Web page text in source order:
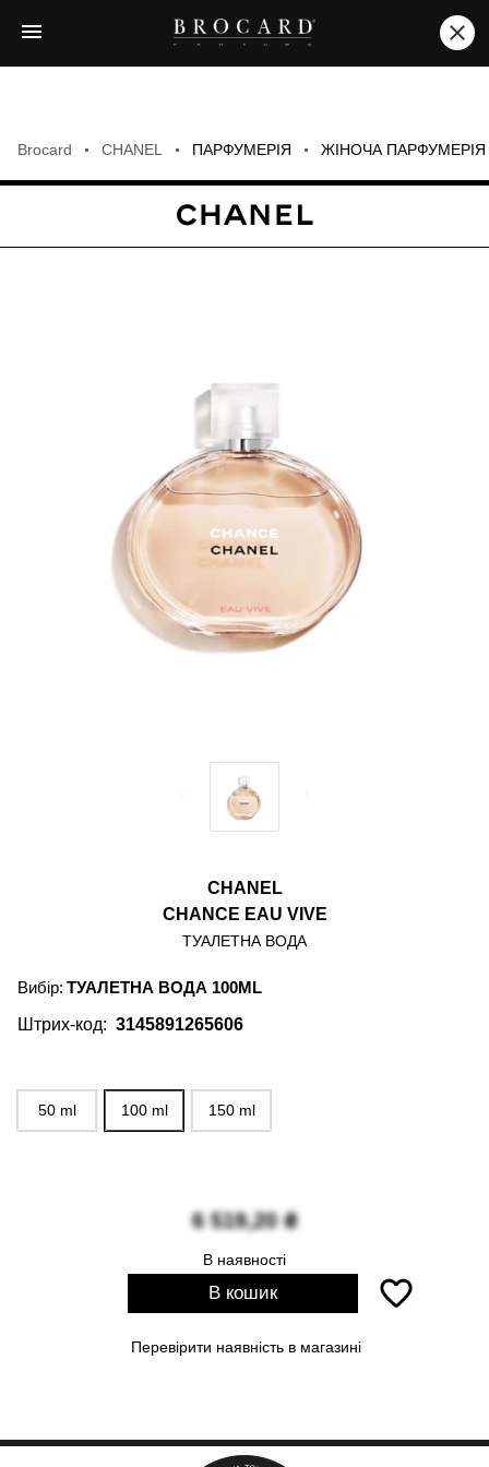
Brocard CHANEL ПАРФУМЕРІЯ ЖІНОЧА ПАРФУМЕРІЯ
CHANEL
CHANCE EAU VIVE
ТУАЛЕТНА ВОДА
Вибір: ТУАЛЕТНА ВОДА 100ML
Штрих-код: 3145891265606
50 ml 100 ml 150 ml
6 519,20₴
В наявності
В кошик
Перевірити наявність в магазині